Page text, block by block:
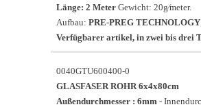
Länge: 2 Meter Gewicht: 20g⁄meter.
Aufbau: PRE-PREG TECHNOLOGY
Verfügbarer artikel, in zwei bis drei
0040GTU600400-0
GLASFASER ROHR 6x4x80cm
Außendurchmesser : 6mm -